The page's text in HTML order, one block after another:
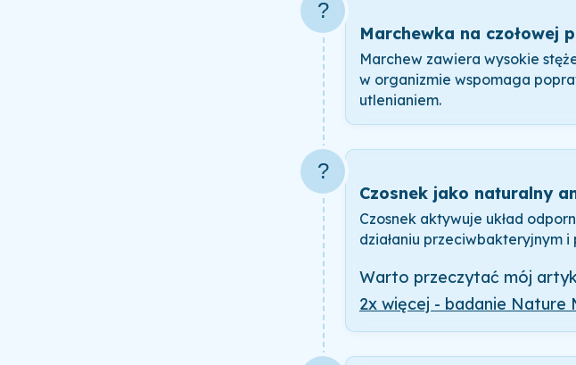
?
Marchewka na czołowej
Marchew zawiera wysokie
w organizmie wspomaga
utlenianiem.
?
Czosnek jako naturalny
Czosnek aktywuje układ
działaniu przeciwbakteryjnym
Warto przeczytać mój
2x więcej - badanie Nature